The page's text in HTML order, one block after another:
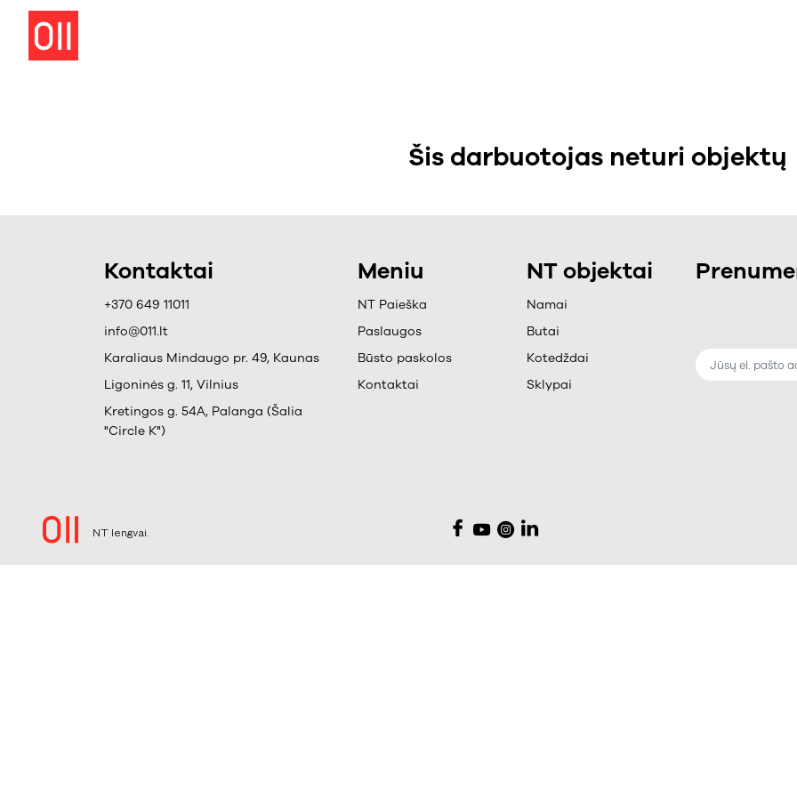
Šis darbuotojas neturi objektų
Kontaktai
+370 649 11011
info@011.lt
Karaliaus Mindaugo pr. 49, Kaunas
Ligoninės g. 11, Vilnius
Kretingos g. 54A, Palanga (Šalia
"Circle K")
Meniu
NT Paieška
Paslaugos
Būsto paskolos
Kontaktai
NT objektai
Namai
Butai
Kotedždai
Sklypai
NT lengvai.